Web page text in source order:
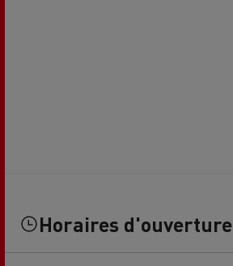
Horaires d'ouverture